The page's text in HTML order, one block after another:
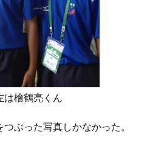
は檜鶴亮くん
ぶった写真しかなかった。